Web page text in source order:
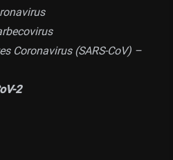
Coronavirus (SARS-CoV) –
2